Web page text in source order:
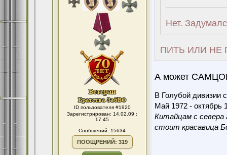
ID пользователя #1920
Зарегистрирован: 14.02.09 :
17:45
Сообщений: 15634
ПООЩРЕНИЙ: 319
Нет.
ПИТЬ ИЛИ НЕ
А может
В Голубой дивизии
Май 1972 - октябрь
Китайцам с севера
стоит красавица